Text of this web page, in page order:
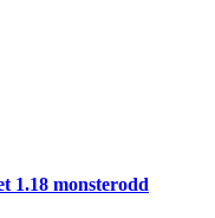
1.18 monsterodd